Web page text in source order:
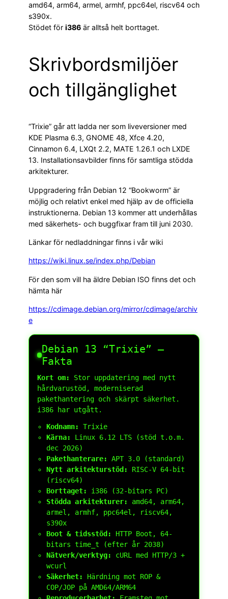
amd64, arm64, armel, armhf, ppc64el, riscv64 och
s390x.
Stödet för i386 är alltså helt borttaget.
Skrivbordsmiljöer
och tillgänglighet
“Trixie” går att ladda ner som liveversioner med
KDE Plasma 6.3, GNOME 48, Xfce 4.20,
Cinnamon 6.4, LXQt 2.2, MATE 1.26.1 och LXDE
13. Installationsavbilder finns för samtliga stödda
arkitekturer.
Uppgradering från Debian 12 “Bookworm” är
möjlig och relativt enkel med hjälp av de officiella
instruktionerna. Debian 13 kommer att underhållas
med säkerhets- och buggfixar fram till juni 2030.
Länkar för nedladdningar finns i vår wiki
https://wiki.linux.se/index.php/Debian
För den som vill ha äldre Debian ISO finns det och
hämta här
https://cdimage.debian.org/mirror/cdimage/archiv
e
Debian 13 “Trixie” —
Fakta
Kort om:
Stor uppdatering med nytt
hårdvarustöd, moderniserad
pakethantering och skärpt säkerhet.
i386 har utgått.
Kodnamn:
Trixie
Kärna:
Linux 6.12 LTS (stöd t.o.m.
dec 2026)
Pakethanterare:
APT 3.0 (standard)
Nytt arkitekturstöd:
RISC-V 64-bit
(riscv64)
Borttaget:
i386 (32-bitars PC)
Stödda arkitekturer:
amd64, arm64,
armel, armhf, ppc64el, riscv64,
s390x
Boot & tidsstöd:
HTTP Boot, 64-
bitars time_t (efter år 2038)
Nätverk/verktyg:
cURL med HTTP/3 +
wcurl
Säkerhet:
Härdning mot ROP &
COP/JOP på AMD64/ARM64